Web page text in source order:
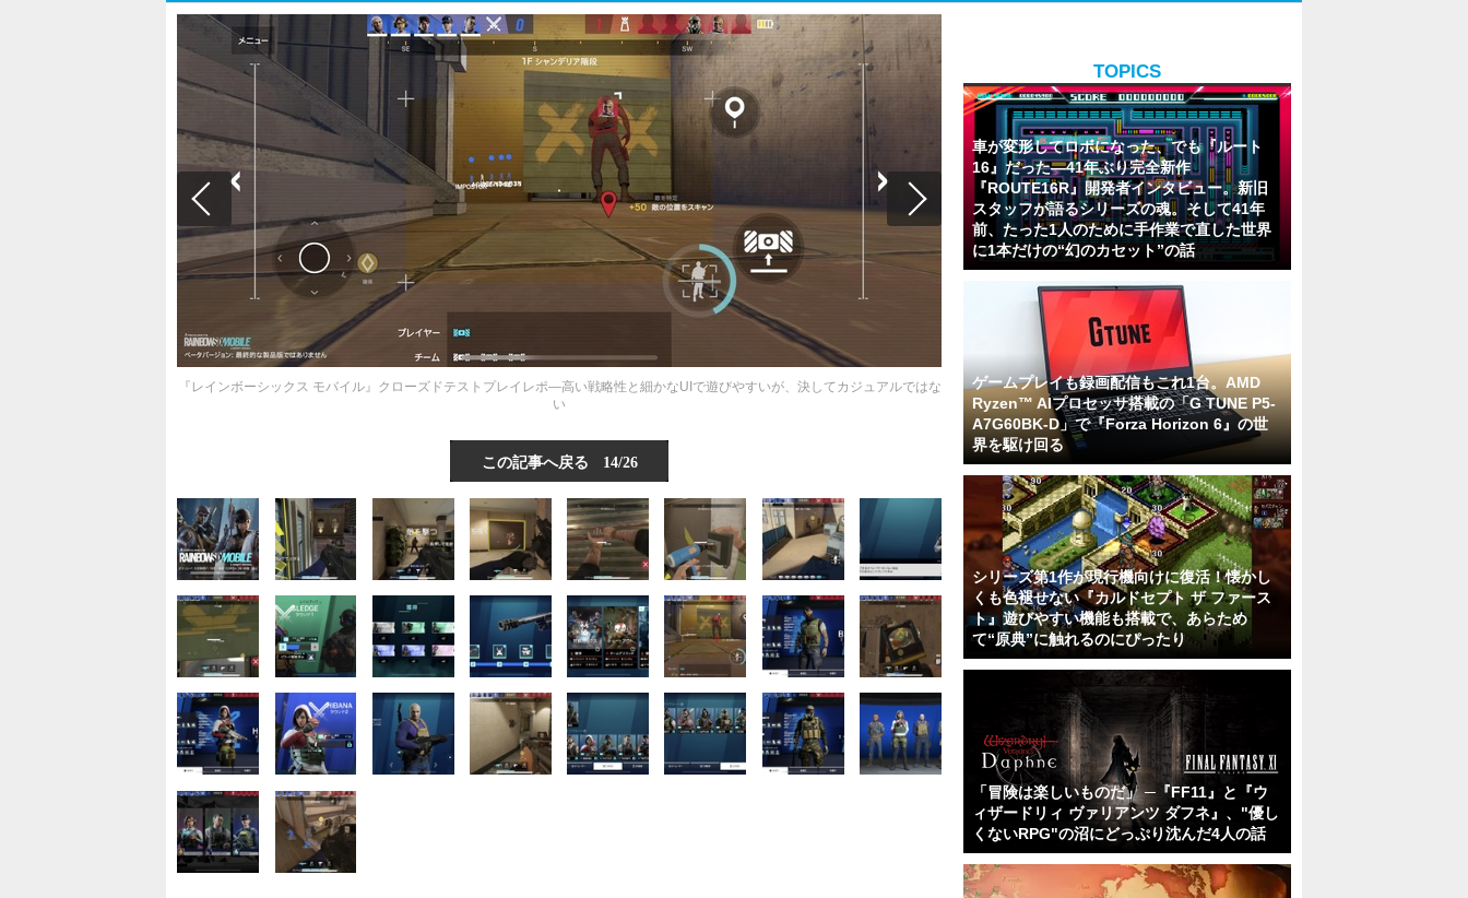
『レインボーシックス モバイル』クローズドテストプレイレポ―高い戦略性と細かなUIで遊びやすいが、決してカジュアルではな
い
この記事へ戻る 14/26
TOPICS
車が変形してロボになった、でも『ルート
16』だった―41年ぶり完全新作
『ROUTE16R』開発者インタビュー。新旧
スタッフが語るシリーズの魂。そして41年
前、たった1人のために手作業で直した世界
に1本だけの“幻のカセット”の話
ゲームプレイも録画配信もこれ1台。AMD
Ryzen™ AIプロセッサ搭載の「G TUNE P5-
A7G60BK-D」で『Forza Horizon 6』の世
界を駆け回る
シリーズ第1作が現行機向けに復活！懐かし
くも色褪せない『カルドセプト ザ ファース
ト』遊びやすい機能も搭載で、あらため
て“原典”に触れるのにぴったり
「冒険は楽しいものだ」 ─『FF11』と『ウ
ィザードリィ ヴァリアンツ ダフネ』、"優し
くないRPG"の沼にどっぷり沈んだ4人の話